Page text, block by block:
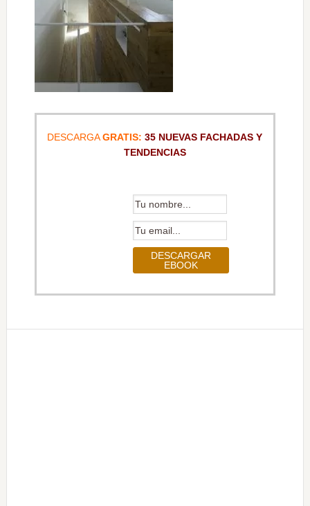
DESCARGAGRATIS: 35 NUEVAS FACHADAS Y
TENDENCIAS